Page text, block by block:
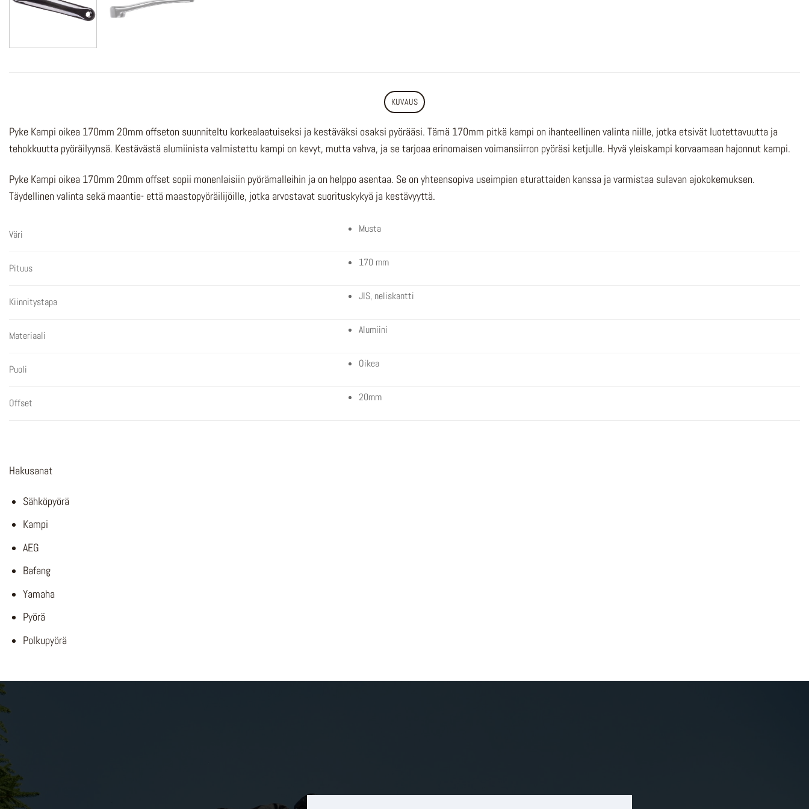
KUVAUS
Pyke Kampi oikea 170mm 20mm offseton suunniteltu korkealaatuiseksi ja kestäväksi osaksi pyörääsi. Tämä 170mm pitkä kampi on ihanteellinen valinta niille, jotka etsivät luotettavuutta ja
tehokkuutta pyöräilyynsä. Kestävästä alumiinista valmistettu kampi on kevyt, mutta vahva, ja se tarjoaa erinomaisen voimansiirron pyöräsi ketjulle. Hyvä yleiskampi korvaamaan hajonnut kampi.
Pyke Kampi oikea 170mm 20mm offset sopii monenlaisiin pyörämalleihin ja on helppo asentaa. Se on yhteensopiva useimpien eturattaiden kanssa ja varmistaa sulavan ajokokemuksen.
Täydellinen valinta sekä maantie- että maastopyöräilijöille, jotka arvostavat suorituskykyä ja kestävyyttä.
Väri Musta
Pituus 170 mm
Kiinnitystapa JIS, neliskantti
Materiaali Alumiini
Puoli Oikea
Offset 20mm
Hakusanat
Sähköpyörä
Kampi
AEG
Bafang
Yamaha
Pyörä
Polkupyörä